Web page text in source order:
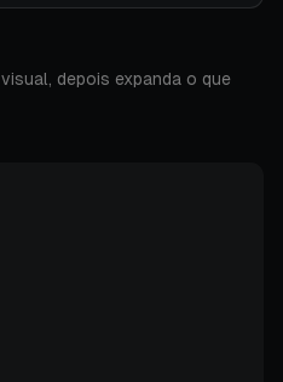
depois expanda o que